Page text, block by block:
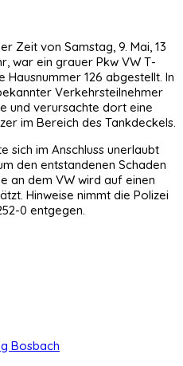
Zeit von Samstag, 9. Mai, 13
war ein grauer Pkw VW T-
126 abgestellt. In
Verkehrsteilnehmer
und verursachte dort eine
im Bereich des Tankdeckels.
sich im Anschluss unerlaubt
den entstandenen Schaden
an dem VW wird auf einen
Hinweise nimmt die Polizei
0 entgegen.